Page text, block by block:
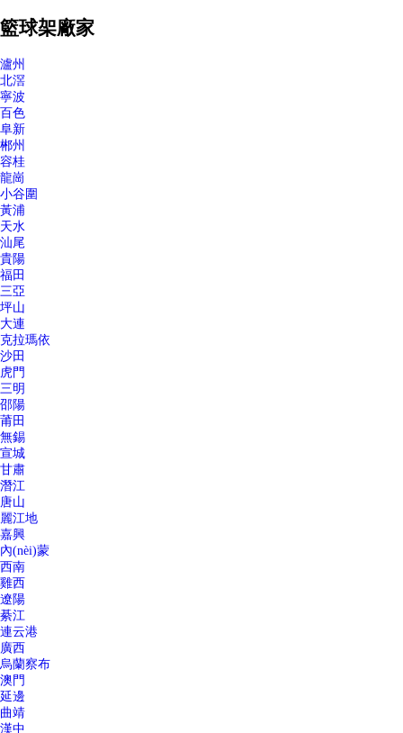
籃球架廠家
瀘州
北滘
寧波
百色
阜新
郴州
容桂
龍崗
小谷圍
黃浦
天水
汕尾
貴陽
福田
三亞
坪山
大連
克拉瑪依
沙田
虎門
三明
邵陽
莆田
無錫
宣城
甘肅
潛江
唐山
麗江地
嘉興
內(nèi)蒙
西南
雞西
遼陽
綦江
連云港
廣西
烏蘭察布
澳門
延邊
曲靖
漢中